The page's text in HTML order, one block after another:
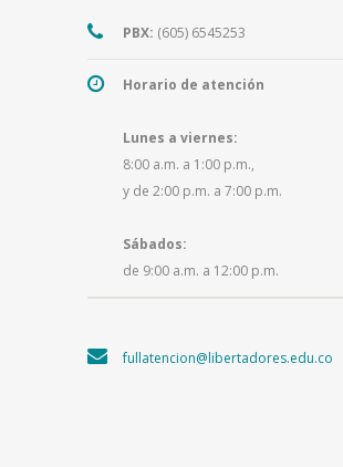
PBX: (605) 6545253
Horario de atención
Lunes a viernes:
8:00 a.m. a 1:00 p.m.,
y de 2:00 p.m. a 7:00 p.m.
Sábados:
de 9:00 a.m. a 12:00 p.m.
fullatencion@libertadores.edu.co